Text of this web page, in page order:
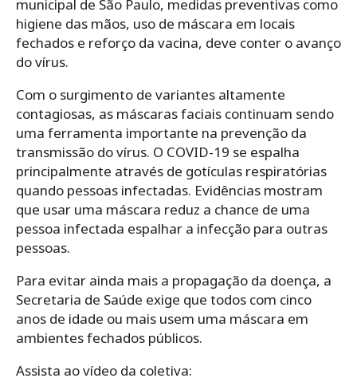
municipal de São Paulo, medidas preventivas como
higiene das mãos, uso de máscara em locais
fechados e reforço da vacina, deve conter o avanço
do vírus.
Com o surgimento de variantes altamente
contagiosas, as máscaras faciais continuam sendo
uma ferramenta importante na prevenção da
transmissão do vírus. O COVID-19 se espalha
principalmente através de gotículas respiratórias
quando pessoas infectadas. Evidências mostram
que usar uma máscara reduz a chance de uma
pessoa infectada espalhar a infecção para outras
pessoas.
Para evitar ainda mais a propagação da doença, a
Secretaria de Saúde exige que todos com cinco
anos de idade ou mais usem uma máscara em
ambientes fechados públicos.
Assista ao vídeo da coletiva: